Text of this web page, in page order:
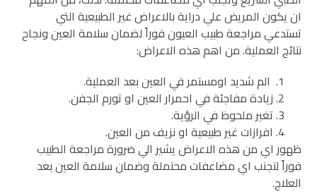
ان يكون المريض علي دراية بالاعراض غير الطبيعية التي
تستدعي مراجعة طبيب العيون فوراً لضمان سلامة العين ونجاح
نتائج العملية.من اهم هذه الاعراض:
الم شديد اومستمر في العين بعد العملية.
زيادة مفاجئة في احمرار العين او تورم الجفن.
تغير ملحوظ في الرؤية.
افرازات غير طبيعية او نزيف من العين.
ظهور اي من هذه الاعراض يشير الي ضرورة مراجعة الطبيب
فوراً لتجنب اي مضاعفات محتملة وضمان سلامة العين بعد
العلاج.